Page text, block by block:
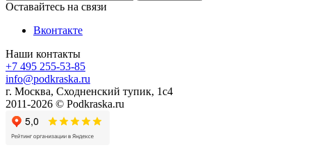
Оставайтесь на связи
Вконтакте
Наши контакты
+7 495 255-53-85
info@podkraska.ru
г. Москва, Сходненский тупик, 1с4
2011-2026 © Podkraska.ru